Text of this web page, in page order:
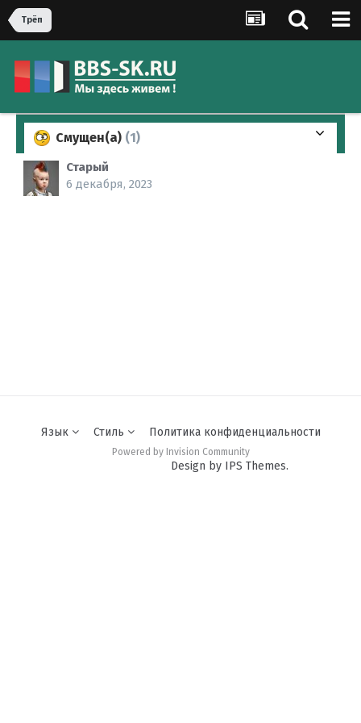
Трёп
Смущен(а) (1)
Старый
6 декабря, 2023
Язык Стиль Политика конфиденциальности
Powered by Invision Community
Design by IPS Themes.